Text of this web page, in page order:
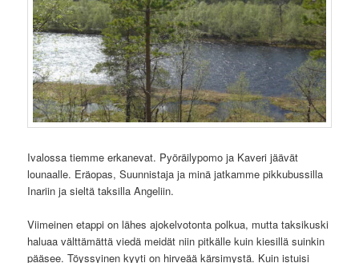
Ivalossa tiemme erkanevat. Pyöräilypomo ja Kaveri jäävät
lounaalle. Eräopas, Suunnistaja ja minä jatkamme pikkubussilla
Inariin ja sieltä taksilla Angeliin.
Viimeinen etappi on lähes ajokelvotonta polkua, mutta taksikuski
haluaa välttämättä viedä meidät niin pitkälle kuin kiesillä suinkin
pääsee. Töyssyinen kyyti on hirveää kärsimystä. Kuin istuisi